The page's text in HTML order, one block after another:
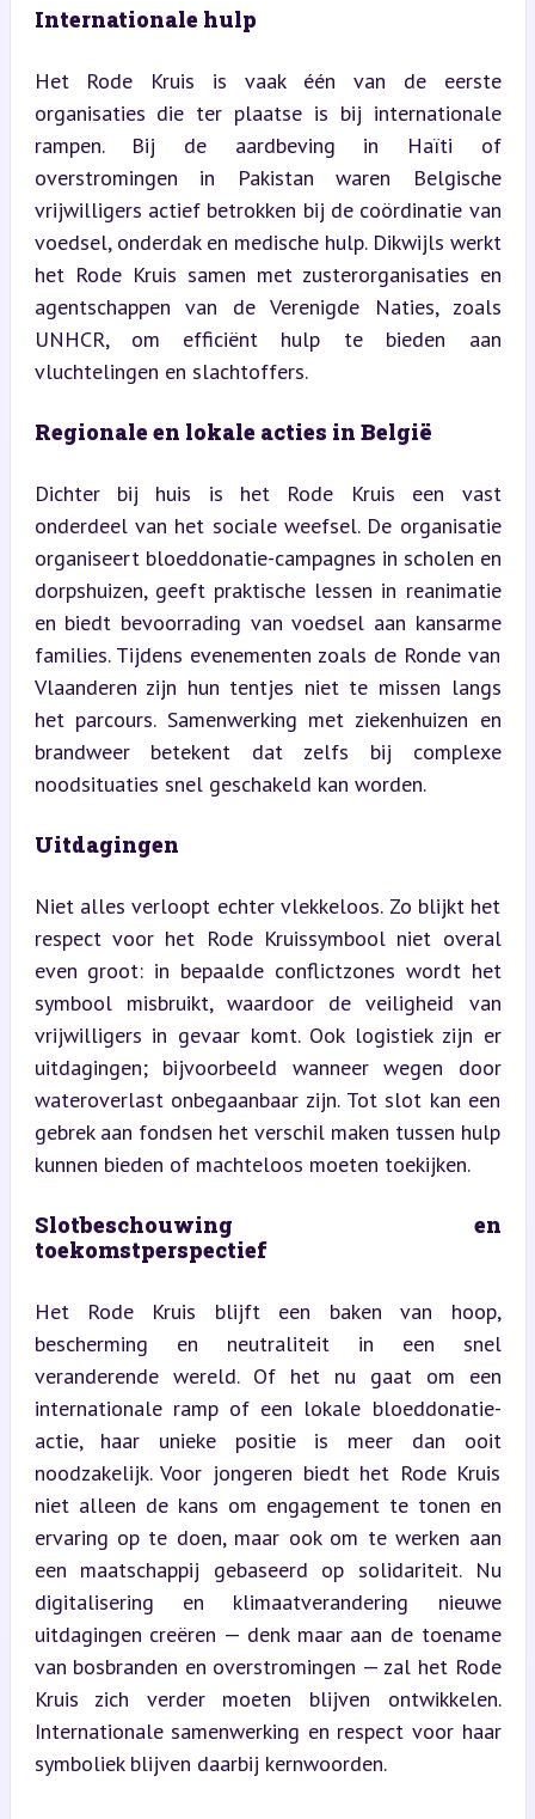
Internationale hulp
Het Rode Kruis is vaak één van de eerste
organisaties die ter plaatse is bij internationale
rampen. Bij de aardbeving in Haïti of
overstromingen in Pakistan waren Belgische
vrijwilligers actief betrokken bij de coördinatie van
voedsel, onderdak en medische hulp. Dikwijls werkt
het Rode Kruis samen met zusterorganisaties en
agentschappen van de Verenigde Naties, zoals
UNHCR, om efficiënt hulp te bieden aan
vluchtelingen en slachtoffers.
Regionale en lokale acties in België
Dichter bij huis is het Rode Kruis een vast
onderdeel van het sociale weefsel. De organisatie
organiseert bloeddonatie-campagnes in scholen en
dorpshuizen, geeft praktische lessen in reanimatie
en biedt bevoorrading van voedsel aan kansarme
families. Tijdens evenementen zoals de Ronde van
Vlaanderen zijn hun tentjes niet te missen langs
het parcours. Samenwerking met ziekenhuizen en
brandweer betekent dat zelfs bij complexe
noodsituaties snel geschakeld kan worden.
Uitdagingen
Niet alles verloopt echter vlekkeloos. Zo blijkt het
respect voor het Rode Kruissymbool niet overal
even groot: in bepaalde conflictzones wordt het
symbool misbruikt, waardoor de veiligheid van
vrijwilligers in gevaar komt. Ook logistiek zijn er
uitdagingen; bijvoorbeeld wanneer wegen door
wateroverlast onbegaanbaar zijn. Tot slot kan een
gebrek aan fondsen het verschil maken tussen hulp
kunnen bieden of machteloos moeten toekijken.
Slotbeschouwing en
toekomstperspectief
Het Rode Kruis blijft een baken van hoop,
bescherming en neutraliteit in een snel
veranderende wereld. Of het nu gaat om een
internationale ramp of een lokale bloeddonatie-
actie, haar unieke positie is meer dan ooit
noodzakelijk. Voor jongeren biedt het Rode Kruis
niet alleen de kans om engagement te tonen en
ervaring op te doen, maar ook om te werken aan
een maatschappij gebaseerd op solidariteit. Nu
digitalisering en klimaatverandering nieuwe
uitdagingen creëren — denk maar aan de toename
van bosbranden en overstromingen — zal het Rode
Kruis zich verder moeten blijven ontwikkelen.
Internationale samenwerking en respect voor haar
symboliek blijven daarbij kernwoorden.